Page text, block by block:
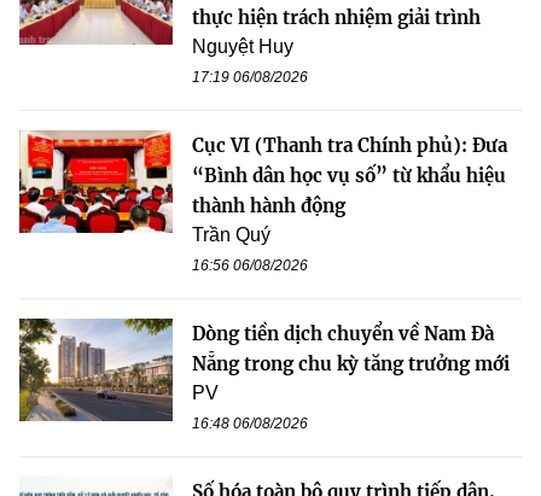
thực hiện trách nhiệm giải trình
Nguyệt Huy
17:19 06/08/2026
Cục VI (Thanh tra Chính phủ): Đưa
“Bình dân học vụ số” từ khẩu hiệu
thành hành động
Trần Quý
16:56 06/08/2026
Dòng tiền dịch chuyển về Nam Đà
Nẵng trong chu kỳ tăng trưởng mới
PV
16:48 06/08/2026